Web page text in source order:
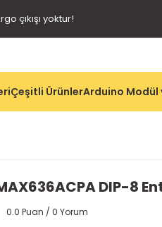
çıkışı yoktur!
Çeşitli ÜrünlerArduino Modül
DIP-8
0.0 Puan / 0 Yorum